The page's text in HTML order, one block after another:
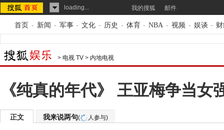
loading... 我的搜狐 邮件
首页 - 新闻 - 军事 - 文化 - 历史 - 体育 - NBA - 视频 - 娱谈 -
> 电视 TV > 内地电视
《纯真的年代》 王亚梅争当女
正文 我来说两句( 人参与)